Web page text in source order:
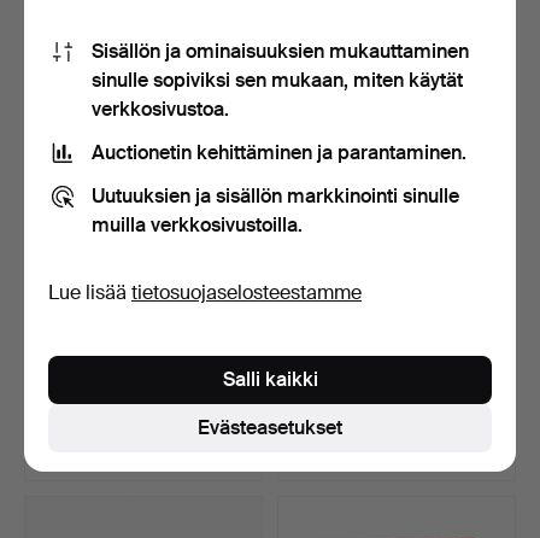
1 108 USD 275 USD
RANNEKORU, granaatti,
Myyty 6 touko 2026
KAULAKORU, luultavasti
itämaisia helmiä, l…
Myyty 6 touko 2026
5 tarjousta
Sisällön ja ominaisuuksien mukauttaminen
sinulle sopiviksi sen mukaan, miten käytät
verkkosivustoa.
Auctionetin kehittäminen ja parantaminen.
Uutuuksien ja sisällön markkinointi sinulle
muilla verkkosivustoilla.
Lue lisää tietosuojaselosteestamme
Evästeasetukset
Salli kaikki